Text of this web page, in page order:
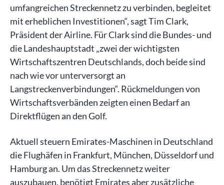
umfangreichen Streckennetz zu verbinden, begleitet
mit erheblichen Investitionen“, sagt Tim Clark,
Präsident der Airline. Für Clark sind die Bundes- und
die Landeshauptstadt „zwei der wichtigsten
Wirtschaftszentren Deutschlands, doch beide sind
nach wie vor unterversorgt an
Langstreckenverbindungen“. Rückmeldungen von
Wirtschaftsverbänden zeigten einen Bedarf an
Direktflügen an den Golf.
Aktuell steuern Emirates-Maschinen in Deutschland
die Flughäfen in Frankfurt, München, Düsseldorf und
Hamburg an. Um das Streckennetz weiter
auszubauen, benötigt Emirates aber zusätzliche